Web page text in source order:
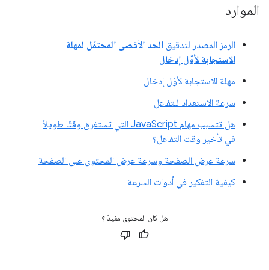
الموارد
الرمز المصدر لتدقيق الحد الأقصى المحتمَل لمهلة
الاستجابة لأوّل إدخال
مهلة الاستجابة لأوّل إدخال
سرعة الاستعداد للتفاعل
هل تتسبب مهام JavaScript التي تستغرق وقتًا طويلاً
في تأخير وقت التفاعل؟
سرعة عرض الصفحة وسرعة عرض المحتوى على الصفحة
كيفية التفكير في أدوات السرعة
هل كان المحتوى مفيدًا؟